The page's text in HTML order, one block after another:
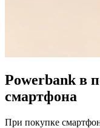
Powerbank в
смартфона
При покупке